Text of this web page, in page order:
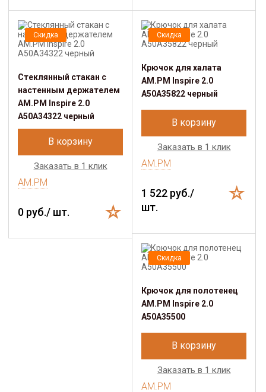
Скидка
Стеклянный стакан с
настенным держателем
AM.PM Inspire 2.0
A50A34322 черный
В корзину
Заказать в 1 клик
AM.PM
0 руб./ шт.
Скидка
Крючок для халата
AM.PM Inspire 2.0
A50A35822 черный
В корзину
Заказать в 1 клик
AM.PM
1 522 руб./
шт.
Скидка
Крючок для полотенец
AM.PM Inspire 2.0
A50A35500
В корзину
Заказать в 1 клик
AM.PM